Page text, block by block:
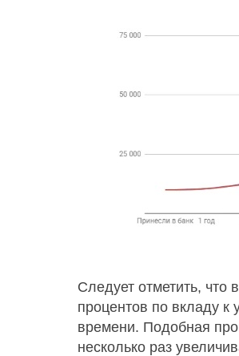
Следует отметить, что
процентов по вкладу к
времени. Подобная
несколько раз